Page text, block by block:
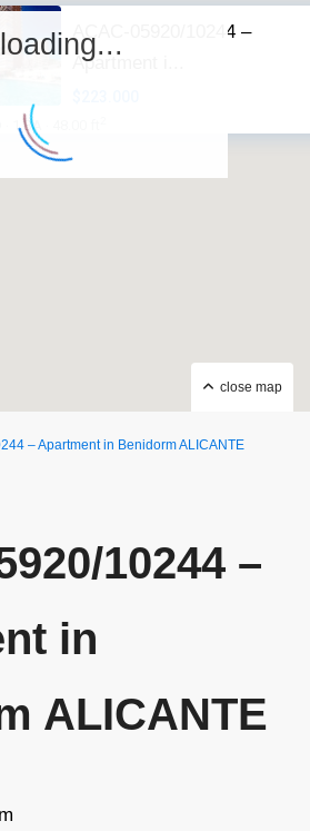
ACAC-05920/10244 –
Apartment i...
1 BA
loading...
close map
– Apartment in Benidorm ALICANTE
10244 –
in
ALICANTE